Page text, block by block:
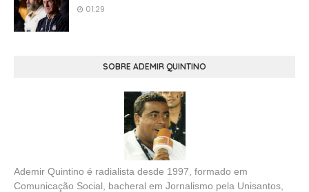
01:29
SOBRE ADEMIR QUINTINO
Ademir Quintino é radialista desde 1997, formado em
Comunicação Social, bacheral em Jornalismo pela Unisantos,